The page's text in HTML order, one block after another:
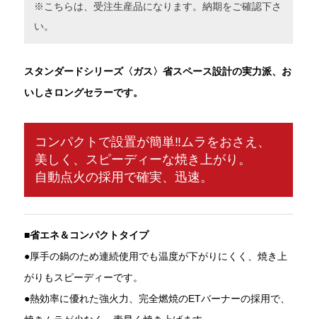
※こちらは、受注生産品になります。納期をご確認下さ
い。
スタンダードシリーズ〈ガス〉省スペース設計の実力派、お
いしさロングセラーです。
コンパクトで設置が簡単‼ムラをおさえ、
美しく、スピーディーな焼き上がり。
自動点火の採用で確実、迅速。
■省エネ＆コンパクトタイプ
●厚手の鍋のため連続使用でも温度が下がりにくく、焼き上
がりもスピーディーです。
●熱効率に優れた強火力、完全燃焼のETバーナーの採用で、